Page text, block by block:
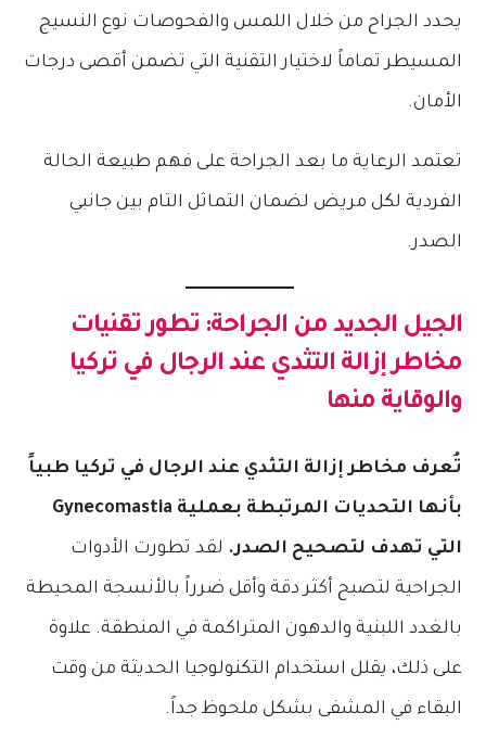
يحدد الجراح من خلال اللمس والفحوصات نوع النسيج
المسيطر تماماً لاختيار التقنية التي تضمن أقصى درجات
الأمان.
تعتمد الرعاية ما بعد الجراحة على فهم طبيعة الحالة
الفردية لكل مريض لضمان التماثل التام بين جانبي
الصدر.
الجيل الجديد من الجراحة: تطور تقنيات
مخاطر إزالة التثدي عند الرجال في تركيا
والوقاية منها
تُعرف مخاطر إزالة التثدي عند الرجال في تركيا طبياً
بأنها التحديات المرتبطة بعملية Gynecomastia
التي تهدف لتصحيح الصدر. لقد تطورت الأدوات
الجراحية لتصبح أكثر دقة وأقل ضرراً بالأنسجة المحيطة
بالغدد اللبنية والدهون المتراكمة في المنطقة. علاوة
على ذلك، يقلل استخدام التكنولوجيا الحديثة من وقت
البقاء في المشفى بشكل ملحوظ جداً.